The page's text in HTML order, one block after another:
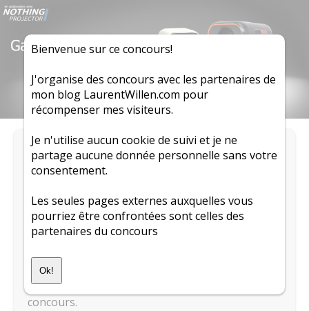
Pas d'idées pour un cadeau sous le sapin? J'ai ce
qu'il vous faut!
Pour mon 11ème concours, vous pouvez gagnez
un des 3 projecteurs offerts par
NothingProjector. Le gagnant du concours
recevra un Formovie Xming Episode One et les
deux suivants recevront un Formovie Xming Q1
SE. Pour participer, il vous suffit de remplir le
formulaire suivant et répondre aux questions du
concours.
Bienvenue sur ce concours!
J'organise des concours avec les partenaires de
mon blog LaurentWillen.com pour
récompenser mes visiteurs.
Je n'utilise aucun cookie de suivi et je ne
partage aucune donnée personnelle sans votre
consentement.
Les seules pages externes auxquelles vous
pourriez être confrontées sont celles des
partenaires du concours
Ok!